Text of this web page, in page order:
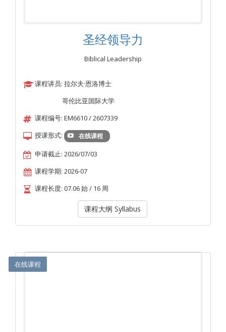
圣经领导力
Biblical Leadership
课程讲员: 拉尔夫·恩洛博士
哥伦比亚国际大学
课程编号: EM6610 / 2607339
授课形式:
在线课程
申请截止: 2026/07/03
课程学期: 2026-07
课程长度: 07.06 始 / 16 周
课程大纲 Syllabus
在线课程